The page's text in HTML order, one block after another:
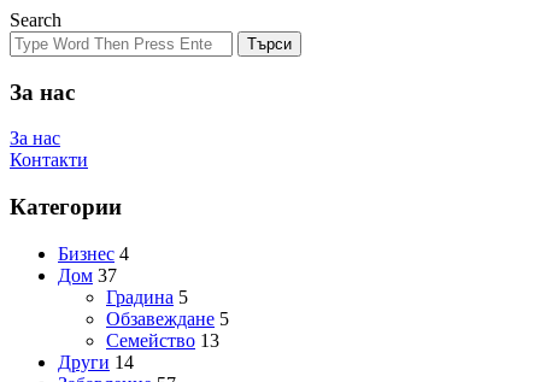
Search
Търси
За нас
За нас
Контакти
Категории
Бизнес 4
Дом 37
Градина 5
Обзавеждане 5
Семейство 13
Други 14